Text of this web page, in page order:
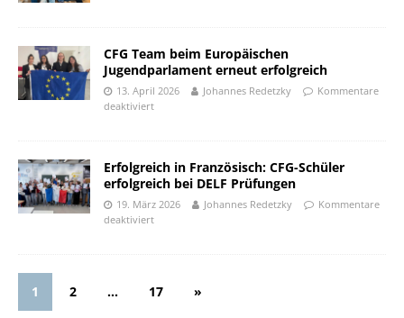
CFG Team beim Europäischen
Jugendparlament erneut erfolgreich
13. April 2026 Johannes Redetzky
Kommentare
deaktiviert
Erfolgreich in Französisch: CFG-Schüler
erfolgreich bei DELF Prüfungen
19. März 2026 Johannes Redetzky
Kommentare
deaktiviert
1 2 … 17 »